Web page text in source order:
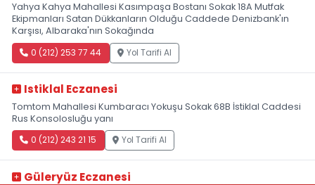
Yahya Kahya Mahallesi Kasımpaşa Bostanı Sokak 18A Mutfak
Ekipmanları Satan Dükkanların Olduğu Caddede Denizbank'ın
Karşısı, Albaraka'nın Sokağında
0 (212) 253 77 44 Yol Tarifi Al
Istiklal Eczanesi
Tomtom Mahallesi Kumbaracı Yokuşu Sokak 68B İstiklal Caddesi
Rus Konsolosluğu yanı
0 (212) 243 21 15 Yol Tarifi Al
Güleryüz Eczanesi